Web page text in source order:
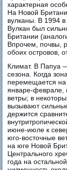
характерная
На Новой
вулканы. В 1994 в
Вулкан был
Британии
Впрочем, почвы,
обоих островов,
Климат. В Папуа
сезона. Когда
перемещается на
январе-феврале,
ветры; в
вызывают
держится
июне-июле к
юго-восточные
на юге Новой
Центрального
года на